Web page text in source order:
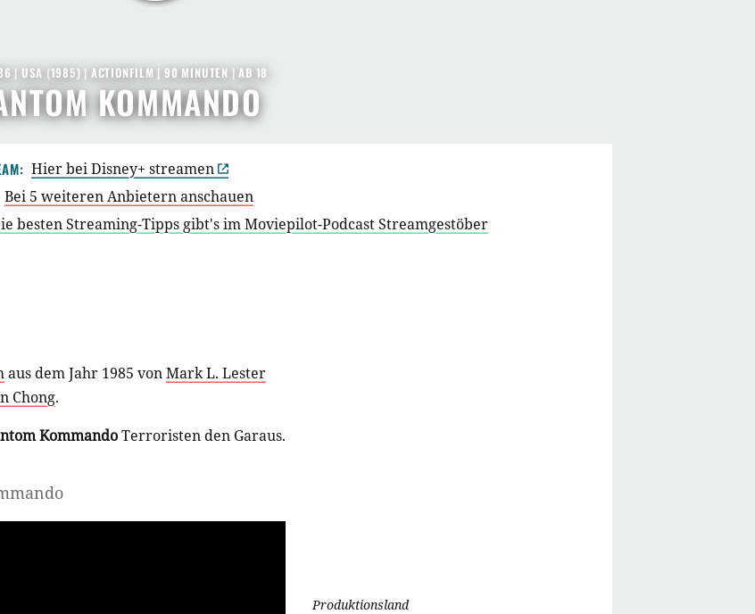
KOMMANDO
| USA (1985) | ACTIONFILM | 90 MINUTEN |AB 18
Hier bei Disney+ streamen
Bei 5 weiteren Anbietern anschauen
besten Streaming-Tipps gibt's im Moviepilot-Podcast Streamgestöber
aus dem Jahr 1985 vonMark L. Lester
Chong.
KommandoTerroristen den Garaus.
Produktionsland